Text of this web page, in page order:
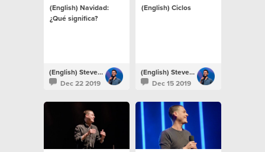
(English) Navidad:
¿Qué significa?
(English) Steven Richards
Dec 22 2019
(English) Ciclos
(English) Steven Richards
Dec 15 2019